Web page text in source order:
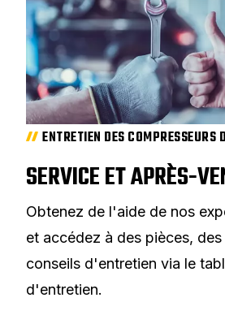
ENTRETIEN DES COMPRESSEURS
SERVICE ET APRÈS-
Obtenez de l'aide de nos
et accédez à des pièces,
conseils d'entretien via le
d'entretien.